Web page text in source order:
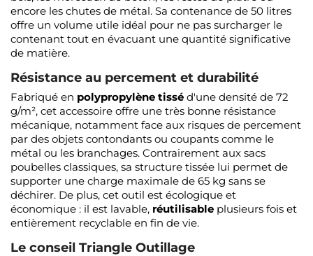
encore les chutes de métal. Sa contenance de 50 litres
offre un volume utile idéal pour ne pas surcharger le
contenant tout en évacuant une quantité significative
de matière.
Résistance au percement et durabilité
Fabriqué en polypropylène tissé d'une densité de 72
g/m², cet accessoire offre une très bonne résistance
mécanique, notamment face aux risques de percement
par des objets contondants ou coupants comme le
métal ou les branchages. Contrairement aux sacs
poubelles classiques, sa structure tissée lui permet de
supporter une charge maximale de 65 kg sans se
déchirer. De plus, cet outil est écologique et
économique : il est lavable, réutilisable plusieurs fois et
entièrement recyclable en fin de vie.
Le conseil Triangle Outillage